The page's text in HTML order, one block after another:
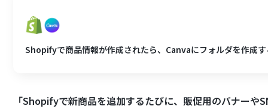
Shopifyで商品情報が作成されたら、Canvaにフォルダを作成
「Shopifyで新商品を追加するたびに、販促用のバナー